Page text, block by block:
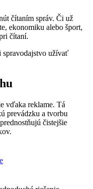
čítaním správ. Či už
ekonomiku alebo šport,
čítaní.
spravodajstvo užívať
vďaka reklame. Tá
prevádzku a tvorbu
čistejšie